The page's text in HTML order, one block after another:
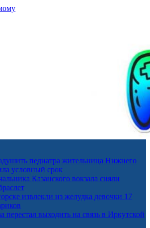
педиатра жительница Нижнего
условный срок
Казанского вокзала сняли
извлекли из желудка девочки 17
перестал выходить на связь в Иркутской